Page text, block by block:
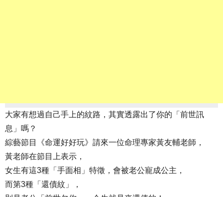
大家有想過自己手上的紋路，其實透露出了你的「前世訊
息」嗎？
綜藝節目《命運好好玩》請來一位命理專家黃友輔老師，
黃老師在節目上表示，
女生有這3種「手面相」特徵，會被老公寵成公主，
而第3種「還債紋」，